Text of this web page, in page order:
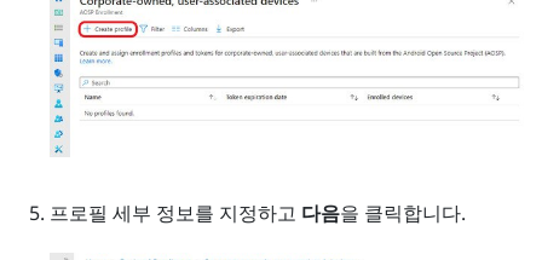
프로필 세부 정보를 지정하고 다음을 클릭합니다.